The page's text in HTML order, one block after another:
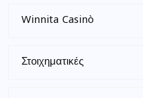
Winnita Casinò
Στοιχηματικές